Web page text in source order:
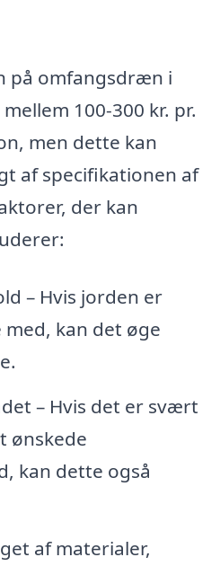
på omfangsdræn i
100-300 kr. pr.
men dette kan
af specifikationen af
der kan
– Hvis jorden er
kan det øge
– Hvis det er svært
ønskede
kan dette også
af materialer,